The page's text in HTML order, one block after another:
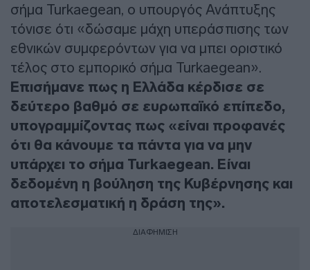
σήμα Turkaegean, ο υπουργός Ανάπτυξης
τόνισε ότι «δώσαμε μάχη υπεράσπισης των
εθνικών συμφερόντων για να μπει οριστικό
τέλος στο εμπορικό σήμα Turkaegean».
Επισήμανε πως η Ελλάδα κέρδισε σε
δεύτερο βαθμό σε ευρωπαϊκό επίπεδο,
υπογραμμίζοντας πως «είναι προφανές
ότι θα κάνουμε τα πάντα για να μην
υπάρχει το σήμα Turkaegean. Είναι
δεδομένη η βούληση της Κυβέρνησης και
αποτελεσματική η δράση της».
ΔΙΑΦΗΜΙΣΗ